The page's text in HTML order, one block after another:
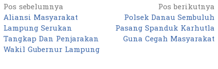
Navigasi
pos
Pos sebelumnya
Aliansi Masyarakat
Lampung Serukan
Tangkap Dan Penjarakan
Wakil Gubernur Lampung
Pos berikutnya
Polsek Danau Sembuluh
Pasang Spanduk Karhutla
Guna Cegah Masyarakat